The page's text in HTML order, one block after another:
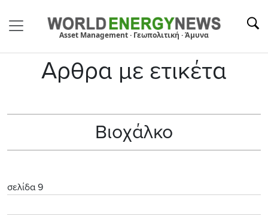
Asset Management · Γεωπολιτική · Άμυνα
Αρθρα με ετικέτα
Βιοχάλκο
σελίδα 9